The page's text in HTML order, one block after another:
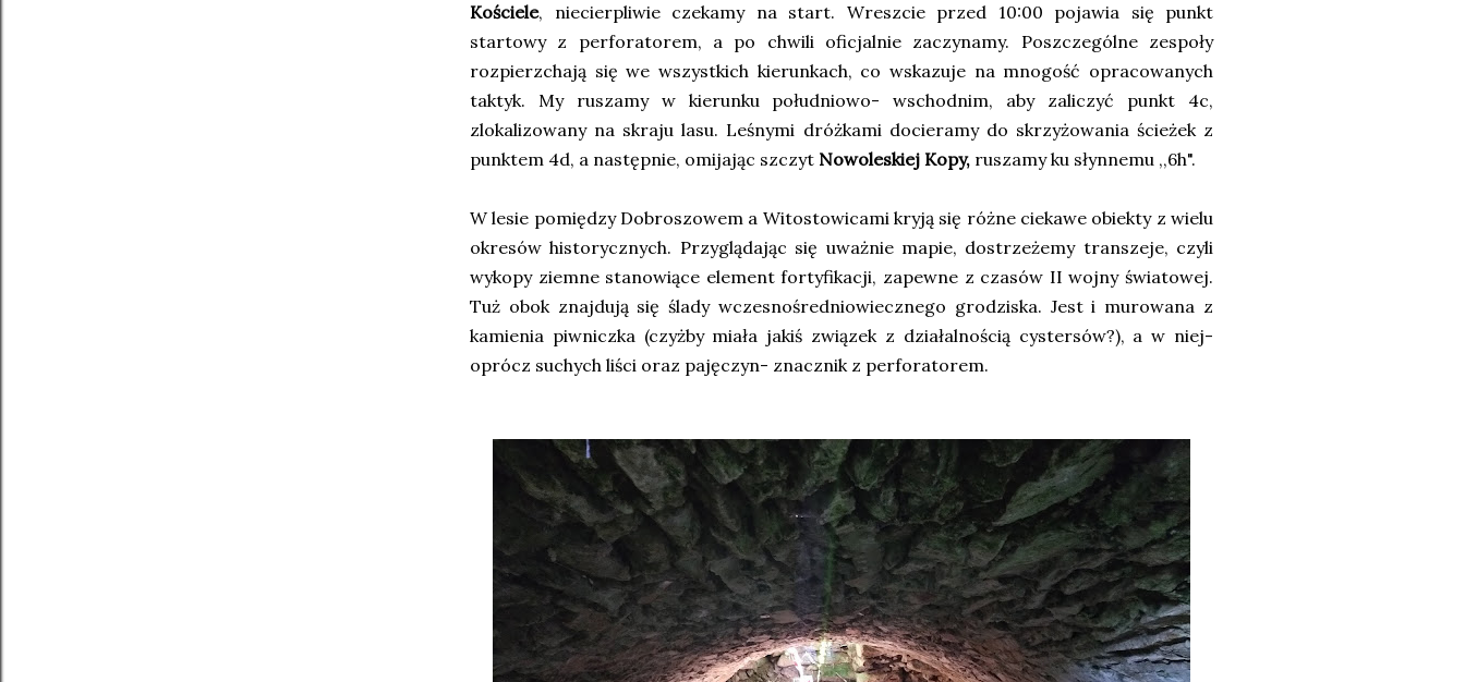
Kościele, niecierpliwie czekamy na start. Wreszcie przed 10:00 pojawia się punkt
startowy z perforatorem, a po chwili oficjalnie zaczynamy. Poszczególne zespoły
rozpierzchają się we wszystkich kierunkach, co wskazuje na mnogość opracowanych
taktyk. My ruszamy w kierunku południowo- wschodnim, aby zaliczyć punkt 4c,
zlokalizowany na skraju lasu. Leśnymi dróżkami docieramy do skrzyżowania ścieżek z
punktem 4d, a następnie, omijając szczyt Nowoleskiej Kopy, ruszamy ku słynnemu ,,6h".
W lesie pomiędzy Dobroszowem a Witostowicami kryją się różne ciekawe obiekty z wielu
okresów historycznych. Przyglądając się uważnie mapie, dostrzeżemy transzeje, czyli
wykopy ziemne stanowiące element fortyfikacji, zapewne z czasów II wojny światowej.
Tuż obok znajdują się ślady wczesnośredniowiecznego grodziska. Jest i murowana z
kamienia piwniczka (czyżby miała jakiś związek z działalnością cystersów?), a w niej-
oprócz suchych liści oraz pajęczyn- znacznik z perforatorem.